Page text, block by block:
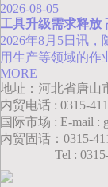
2026-08-05
工具升级需求释放
2026年8月5日讯
用生产等领域的作
MORE
地址：河北省唐山
内贸电话 : 0315-
国际市场 : E-mail :
内贸固话：0315-
Tel :